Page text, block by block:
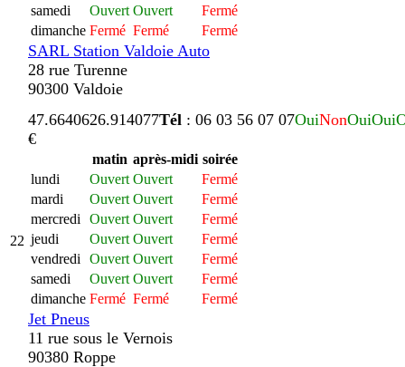
samedi
Ouvert Ouvert
Fermé
dimanche Fermé Fermé Fermé
SARL Station Valdoie Auto
28 rue Turenne
90300 Valdoie
22
47.6640626.914077Tél : 06 03 56 07 07OuiNonOuiOui
€
matin après-midi soirée
lundi
Ouvert Ouvert
Fermé
mardi
Ouvert Ouvert
Fermé
mercredi
Ouvert Ouvert
Fermé
jeudi
Ouvert Ouvert
Fermé
vendredi
Ouvert Ouvert
Fermé
samedi
Ouvert Ouvert
Fermé
dimanche Fermé Fermé Fermé
Jet Pneus
11 rue sous le Vernois
90380 Roppe